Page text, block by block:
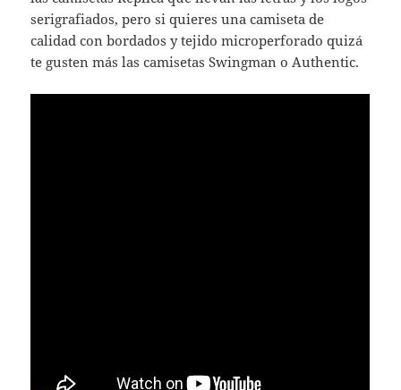
serigrafiados, pero si quieres una camiseta de
calidad con bordados y tejido microperforado quizá
te gusten más las camisetas Swingman o Authentic.